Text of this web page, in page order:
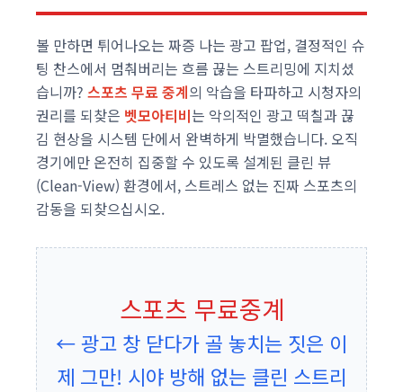
볼 만하면 튀어나오는 짜증 나는 광고 팝업, 결정적인 슈
팅 찬스에서 멈춰버리는 흐름 끊는 스트리밍에 지치셨
습니까? 스포츠 무료 중계의 악습을 타파하고 시청자의
권리를 되찾은 벳모아티비는 악의적인 광고 떡칠과 끊
김 현상을 시스템 단에서 완벽하게 박멸했습니다. 오직
경기에만 온전히 집중할 수 있도록 설계된 클린 뷰
(Clean-View) 환경에서, 스트레스 없는 진짜 스포츠의
감동을 되찾으십시오.
스포츠 무료중계
← 광고 창 닫다가 골 놓치는 짓은 이
제 그만! 시야 방해 없는 클린 스트리